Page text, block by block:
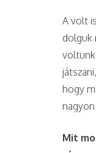
A volt
dolguk
hogy
Mit